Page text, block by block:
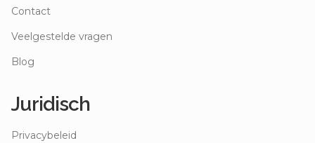
Contact
Veelgestelde vragen
Blog
Juridisch
Privacybeleid